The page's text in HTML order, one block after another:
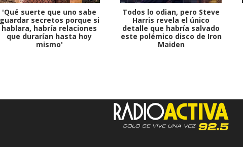
'Qué suerte que uno sabe
guardar secretos porque si
hablara, habría relaciones
que durarían hasta hoy
mismo'
Todos lo odian, pero Steve
Harris revela el único
detalle que habría salvado
este polémico disco de Iron
Maiden